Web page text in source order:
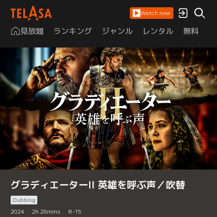
Watch now
見放題 ランキング ジャンル レンタル 無料
グラディエーターII 英雄を呼ぶ声／吹替
Dubbing
2024
2h 28mins R-15